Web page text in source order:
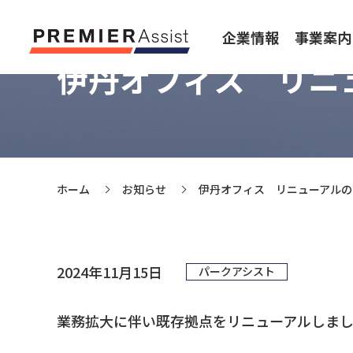
企業情報 事業案内
伊丹オフィス リニ
ホーム お知らせ 伊丹オフィス リニューアル
2024年11月15日 パークアシスト
業務拡大に伴い既存拠点をリニューアルしま